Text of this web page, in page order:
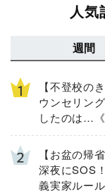
人気
週間
【不登校の
ウンセリン
したのは…《
【お盆の帰
深夜にSOS
義実家ルー